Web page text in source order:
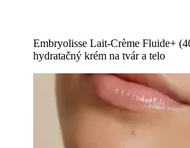
Embryolisse Lait-Crème Fluide+
hydratačný krém na tvár a telo